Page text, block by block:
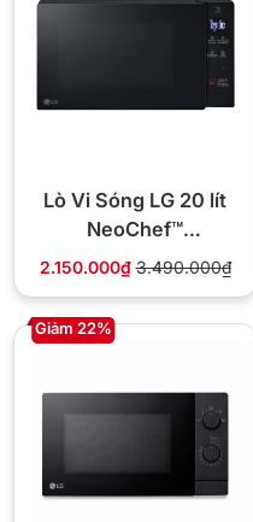
Lò Vi Sóng LG 20 lít
NeoChef™
MS2032GAS
2.150.000₫ 3.490.000₫
Giảm 22%